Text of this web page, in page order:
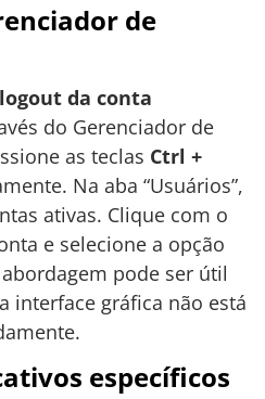
de
da conta
do Gerenciador de
as teclas Ctrl +
Na aba “Usuários”,
ativas. Clique com o
e selecione a opção
abordagem pode ser útil
interface gráfica não está
específicos